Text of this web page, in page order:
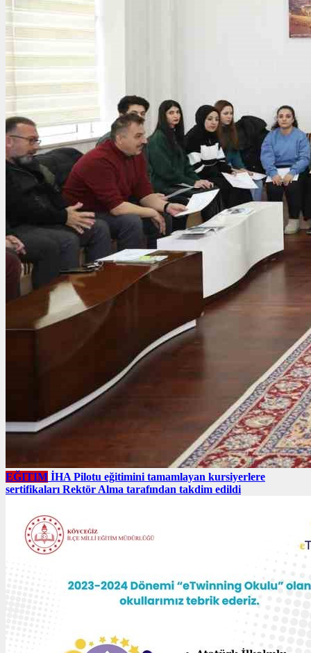
EĞITIM İHA Pilotu eğitimini tamamlayan kursiyerlere
sertifikaları Rektör Alma tarafından takdim edildi